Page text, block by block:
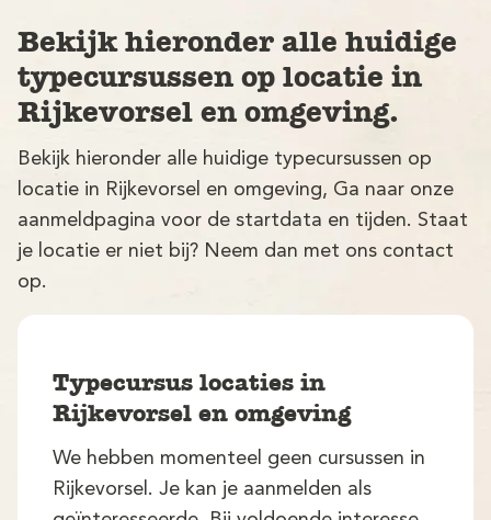
Bekijk hieronder alle huidige
typecursussen op locatie in
Rijkevorsel en omgeving.
Bekijk hieronder alle huidige typecursussen op
locatie in Rijkevorsel en omgeving, Ga naar onze
aanmeldpagina voor de startdata en tijden. Staat
je locatie er niet bij? Neem dan met ons contact
op.
Typecursus locaties in
Rijkevorsel en omgeving
We hebben momenteel geen cursussen in
Rijkevorsel. Je kan je aanmelden als